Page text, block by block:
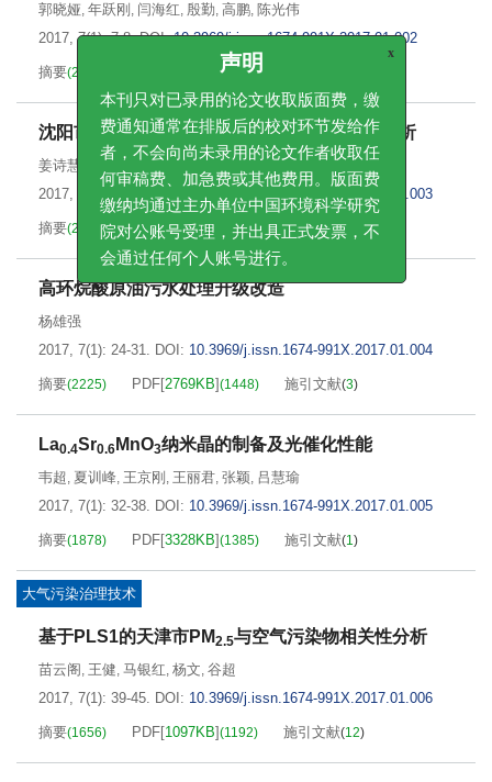
郭晓娅, 年跃刚 , 闫海红, 殷勤, 高鹏, 陈光伟
2017, 7(1): 7-8. DOI:10.3969/j.issn.1674-991X.2017.01.002
摘要(2363 (1881)
沈阳市2005—2012年水足迹与水资源承载力分析
姜诗慧 彭剑峰 宋永会 刘瑞霞
张茉莉
2017, 7(1): 15-23.
DOI:10.3969/j.issn.1674-991X.2017.01.003
摘要(2325) PDF[2870KB 1635) 施引文献(28 )
高环烷酸原油污水处理升级改造
杨雄强
2017, 7(1): 24-31. DOI: 10.3969/j.issn.1674-991X.2017.01.004
摘要(2225) PDF[2769KB](1448) 施引文献(3)
La0.4Sr0.6 MnO3纳米晶的制备及光催化性能
韦超, 夏训峰, 王京刚 , 王丽君, 张颖, 吕慧瑜
2017, 7(1): 32-38. DOI: 10.3969/j.issn.1674-991X.2017.01.005
摘要(1878) PDF[3328KB](1385) 施引文献(1)
大气污染治理技术
基于PLS1的天津市PM2.5与空气污染物相关性分析
苗云阁, 王健, 马银红, 杨文, 谷超
2017, 7(1): 39-45. DOI: 10.3969/j.issn.1674-991X.2017.01.006
摘要(1656) PDF[1097KB](1192) 施引文献(12)
本刊只对已录用的论文收取版面费，缴
费通知通常在排版后的校对环节发给作
者，不会向尚未录用的论文作者收取任
何审稿费、加急费或其他费用。版面费
缴纳均通过主办单位中国环境科学研究
院对公账号受理，并出具正式发票，不
会通过任何个人账号进行。